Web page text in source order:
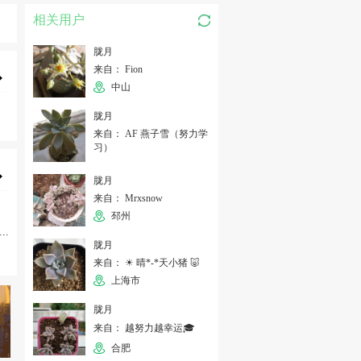
相关用户
胧月
来自： Fion
中山
胧月
来自： AF 燕子雪（努力学
习）
胧月
来自： Mrxsnow
邳州
胧月
来自： ☀ 晴*-*天小猪 🐷
上海市
胧月
来自： 越努力越幸运🎓
合肥